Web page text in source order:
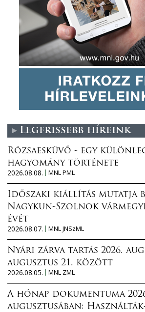
Legfrissebb híreink
Rózsaesküvő - egy
hagyomány története
2026.08.08.
MNL PML
Időszaki kiállítás mutatja
Nagykun-Szolnok
évét
2026.08.07.
MNL JNSzML
Nyári zárva tartás 2026.
augusztus 21. között
2026.08.05.
MNL ZML
A hónap dokumentuma
augusztusában: